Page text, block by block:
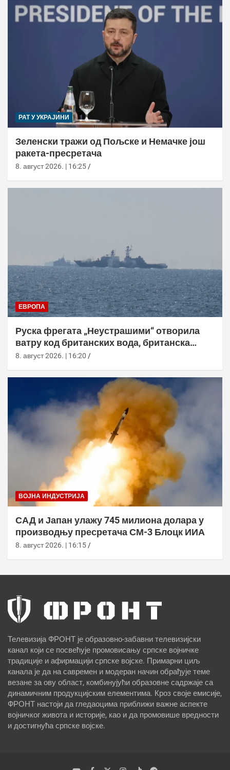
РАТ У УКРАЈИНИ
Зеленски тражи од Пољске и Немачке још
ракета-пресретача
8. август 2026. | 16:25
ЕВРОПА
Руска фрегата „Неустрашими“ отворила
ватру код британских вода, британска
морнарица појачала праћење
8. август 2026. | 16:20
ВОЈНА ИНДУСТРИЈА
САД и Јапан улажу 745 милиона долара у
производњу пресретача СМ-3 Блоцк ИИА
8. август 2026. | 16:15
Телевизија ФРОНТ је образовно-забавни телевизијски
канал који се посвећује промовисању српске војничке
традиције и афирмацији српске војске. Примарни циљ
канала је да на савремен и модеран начин обрађује теме
везане за ову област, комбинујући образовне садржаје са
динамичним продукцијским елементима. Кроз своје емисије,
ФРОНТ настоји да гледаоцима приближи важне аспекте
војничког живота и историје, као и да промовише вредности
и достигнућа српске војске.